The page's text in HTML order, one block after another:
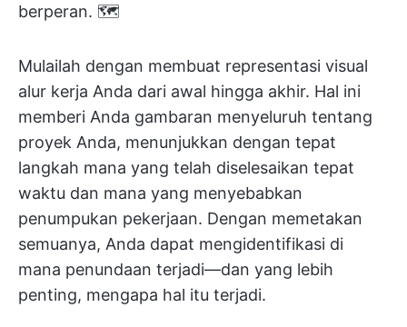
berperan. 🗺️
Mulailah dengan membuat representasi visual
alur kerja Anda dari awal hingga akhir. Hal ini
memberi Anda gambaran menyeluruh tentang
proyek Anda, menunjukkan dengan tepat
langkah mana yang telah diselesaikan tepat
waktu dan mana yang menyebabkan
penumpukan pekerjaan. Dengan memetakan
semuanya, Anda dapat mengidentifikasi di
mana penundaan terjadi—dan yang lebih
penting, mengapa hal itu terjadi.